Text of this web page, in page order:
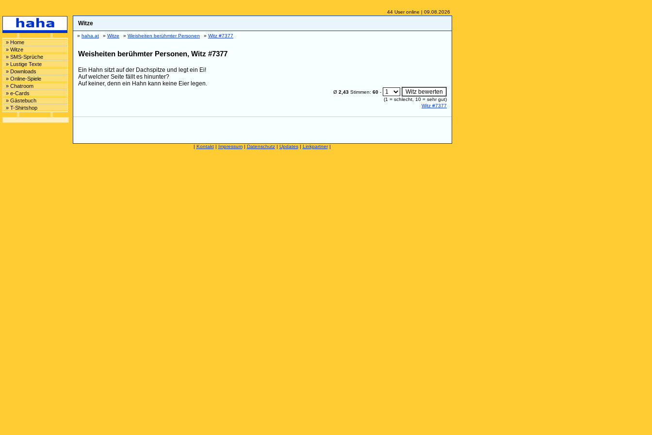
» Home
» Witze
» SMS-Sprüche
» Lustige Texte
» Downloads
» Online-Spiele
» Chatroom
» e-Cards
» Gästebuch
» T-Shirtshop
44 User online | 09.08.2026
Witze
» haha.at » Witze » Weisheiten berühmter Personen » Witz #7377
Weisheiten berühmter Personen, Witz #7377
Ein Hahn sitzt auf der Dachspitze und legt ein Ei!
Auf welcher Seite fällt es hinunter?
Auf keiner, denn ein Hahn kann keine Eier legen.
Ø 2,43 Stimmen: 60 -
(1 = schlecht, 10 = sehr gut)
Witz #7377
| Kontakt| Impressum| Datenschutz| Updates| Linkpartner|